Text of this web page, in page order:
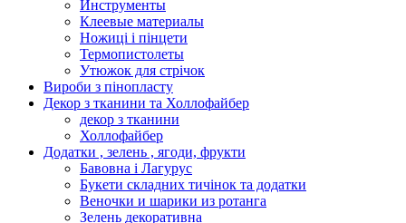
Инструменты
Клеевые материалы
Ножиці і пінцети
Термопистолеты
Утюжок для стрічок
Вироби з пінопласту
Декор з тканини та Холлофайбер
декор з тканини
Холлофайбер
Додатки , зелень , ягоди, фрукти
Бавовна і Лагурус
Букети складних тичінок та додатки
Веночки и шарики из ротанга
Зелень декоративна